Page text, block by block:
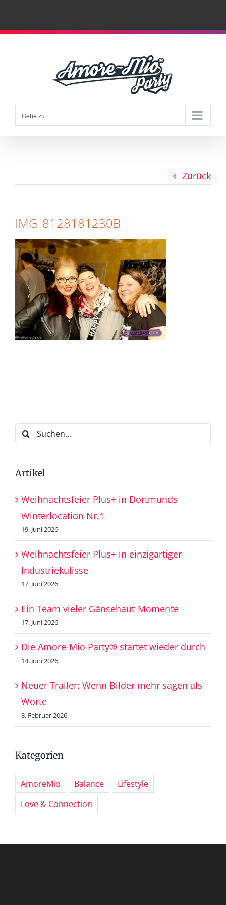
Zum
Gehe zu ...
Zurück
IMG_8128181230B
Suche
nach:
Artikel
Weihnachtsfeier Plus+ in Dortmunds
Winterlocation Nr.1
19. Juni 2026
Weihnachtsfeier Plus+ in einzigartiger
Industriekulisse
17. Juni 2026
Ein Team vieler Gänsehaut-Momente
17. Juni 2026
Die Amore-Mio Party® startet wieder durch
14. Juni 2026
Neuer Trailer: Wenn Bilder mehr sagen als
Worte
8. Februar 2026
Kategorien
AmoreMio Balance
Lifestyle
Love & Connection